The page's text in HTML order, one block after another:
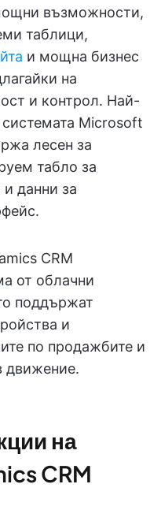
възможности,
таблици,
и мощна бизнес
на
и контрол. Най-
Microsoft
лесен за
табло за
и данни за
CRM
от облачни
поддържат
и
по продажбите и
движение.
на
CRM